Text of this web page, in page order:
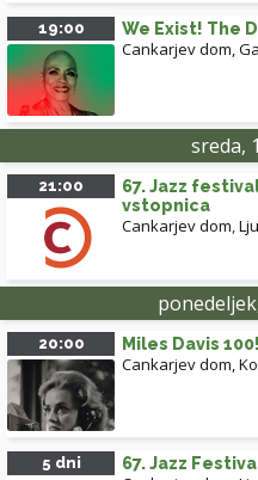
19:00 We Exist! The
Cankarjev dom,
sreda,
21:00
67. Jazz
vstopnica
Cankarjev dom,
20:00 Miles Davis
Cankarjev dom,
5 dni 67. Jazz